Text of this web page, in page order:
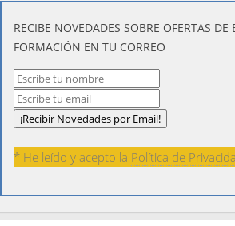
​RECIBE NOVEDADES SOBRE OFERTAS DE
FORMACIÓN EN TU CORREO
* He leído y acepto la Política de